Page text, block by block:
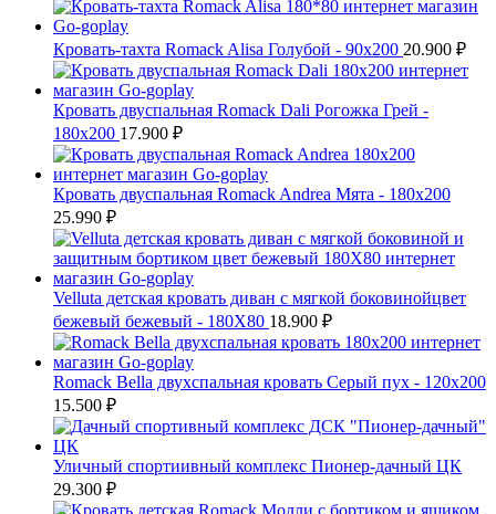
Кровать-тахта Romack Alisa Голубой - 90х200 20.900 ₽
Кровать двуспальная Romack Dali Рогожка Грей -
180x200 17.900 ₽
Кровать двуспальная Romack Andrea Мята - 180x200
25.990 ₽
Velluta детская кровать диван с мягкой боковинойцвет
бежевый бежевый - 180Х80 18.900 ₽
Romack Bella двухспальная кровать Серый пух - 120x200
15.500 ₽
Уличный спортиивный комплекс Пионер-дачный ЦК
29.300 ₽